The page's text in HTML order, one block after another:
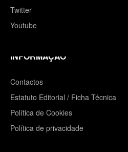
Twitter
Youtube
INFORMAÇÃO
Contactos
Estatuto Editorial / Ficha Técnica
Política de Cookies
Política de privacidade